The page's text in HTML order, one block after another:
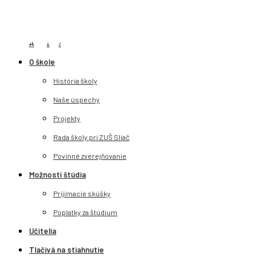
Aktuálne
O škole
História školy
Naše úspechy
Projekty
Rada školy pri ZUŠ Sliač
Povinné zverejňovanie
Možnosti štúdia
Prijímacie skúšky
Poplatky za štúdium
Učitelia
Tlačivá na stiahnutie